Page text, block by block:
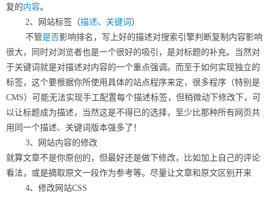
复的内容。
2、网站标签（描述、 关键词 ）
不管是否影响排名，写上好的描述对搜索引擎判断复制内容影响
很大，同时对浏览者也是一个很好的吸引，是对标题的补充。当然对
于关键词就是对描述对内容的一个重点强调。而至于如何实现独立的
标签，这个要根据你所使用具体的站点程序来定，很多程序（特别是
CMS）可能无法实现手工配置每个描述标签，但稍微动下修改下，可
以让标题成为描述，当然这是不得已的选择，至少比那种所有网页共
用同一个描述、关键词版本强多了！
3、网站内容的修改
就算文章不是你原创的，但最好还是做下修改，比如加上自己的评论
看法，或是摘取原文一段作为参考等。尽量让文章和原文区别开来
4、修改网站CSS